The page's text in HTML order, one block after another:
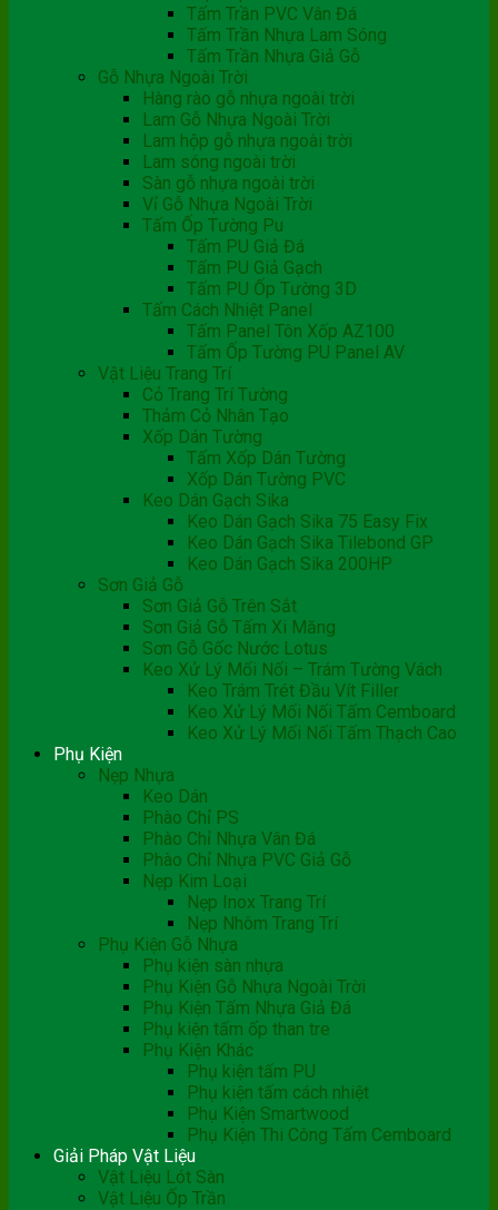
Tấm Trần PVC Vân Đá
Tấm Trần Nhựa Lam Sóng
Tấm Trần Nhựa Giả Gỗ
Gỗ Nhựa Ngoài Trời
Hàng rào gỗ nhựa ngoài trời
Lam Gỗ Nhựa Ngoài Trời
Lam hộp gỗ nhựa ngoài trời
Lam sóng ngoài trời
Sàn gỗ nhựa ngoài trời
Vỉ Gỗ Nhựa Ngoài Trời
Tấm Ốp Tường Pu
Tấm PU Giả Đá
Tấm PU Giả Gạch
Tấm PU Ốp Tường 3D
Tấm Cách Nhiệt Panel
Tấm Panel Tôn Xốp AZ100
Tấm Ốp Tường PU Panel AV
Vật Liệu Trang Trí
Cỏ Trang Trí Tường
Thảm Cỏ Nhân Tạo
Xốp Dán Tường
Tấm Xốp Dán Tường
Xốp Dán Tường PVC
Keo Dán Gạch Sika
Keo Dán Gạch Sika 75 Easy Fix
Keo Dán Gạch Sika Tilebond GP
Keo Dán Gạch Sika 200HP
Sơn Giả Gỗ
Sơn Giả Gỗ Trên Sắt
Sơn Giả Gỗ Tấm Xi Măng
Sơn Gỗ Gốc Nước Lotus
Keo Xử Lý Mối Nối – Trám Tường Vách
Keo Trám Trét Đầu Vít Filler
Keo Xử Lý Mối Nối Tấm Cemboard
Keo Xử Lý Mối Nối Tấm Thạch Cao
Phụ Kiện
Nẹp Nhựa
Keo Dán
Phào Chỉ PS
Phào Chỉ Nhựa Vân Đá
Phào Chỉ Nhựa PVC Giả Gỗ
Nẹp Kim Loại
Nẹp Inox Trang Trí
Nẹp Nhôm Trang Trí
Phụ Kiện Gỗ Nhựa
Phụ kiện sàn nhựa
Phụ Kiện Gỗ Nhựa Ngoài Trời
Phụ Kiện Tấm Nhựa Giả Đá
Phụ kiện tấm ốp than tre
Phụ Kiện Khác
Phụ kiện tấm PU
Phụ kiện tấm cách nhiệt
Phụ Kiện Smartwood
Phụ Kiện Thi Công Tấm Cemboard
Giải Pháp Vật Liệu
Vật Liệu Lót Sàn
Vật Liệu Ốp Trần